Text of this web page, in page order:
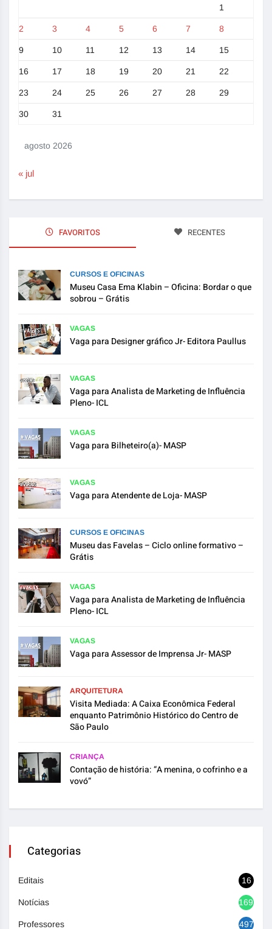
agosto 2026
1
2 3 4 5 6 7 8
9 10 11 12 13 14 15
16 17 18 19 20 21 22
23 24 25 26 27 28 29
30 31
« jul
FAVORITOS RECENTES
CURSOS E OFICINAS
Museu Casa Ema Klabin – Oficina: Bordar o que
sobrou – Grátis
VAGAS
Vaga para Designer gráfico Jr- Editora Paullus
VAGAS
Vaga para Analista de Marketing de Influência
Pleno- ICL
VAGAS
Vaga para Bilheteiro(a)- MASP
VAGAS
Vaga para Atendente de Loja- MASP
CURSOS E OFICINAS
Museu das Favelas – Ciclo online formativo –
Grátis
VAGAS
Vaga para Analista de Marketing de Influência
Pleno- ICL
VAGAS
Vaga para Assessor de Imprensa Jr- MASP
ARQUITETURA
Visita Mediada: A Caixa Econômica Federal
enquanto Patrimônio Histórico do Centro de
São Paulo
CRIANÇA
Contação de história: “A menina, o cofrinho e a
vovó”
Categorias
Editais 16
Notícias 1692
Professores 497